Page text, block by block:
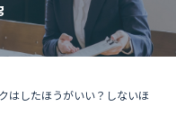
はしたほうがいい？しないほ